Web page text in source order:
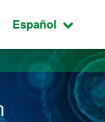
Idioma
Español